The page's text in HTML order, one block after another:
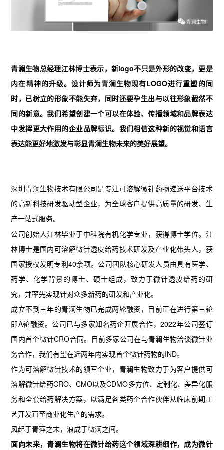
青澜生物总经理江林博士表示，新logo不只是外形的改变，更是
内在精神的升级。设计师为青澜生物现有LOGO进行重塑的同
时，已树立的形象不能失弃，同时还要孕生出与以往形象截然不
同的新意。我们希望创建一个可以在体验、传播领域和品牌表达
中发挥更大作用的企业品牌标识。我们相信这种新的视觉和语言
表达能更好地激发与彰显青澜生物未来的美好展望。
深圳青澜生物技术有限公司是专注可溶解微针药物递送平台技术
的高新科技研发驱动型企业，为全球客户提供高质量的研发、生
产一站式服务。
公司创始人江林毕业于中科院有机化学专业，获得博士学位。江
林博士是国内可溶解微针透皮给药技术研发及产业化带头人，获
国家授权发明专利40余项。公司团队核心研发人员由具有医学、
药学、化学背景的博士、硕士组成，致力于微针透皮给药的研
究，并率先实现针对众多新药的研发和产业化。
成立不到三年的青澜生物已完成两轮融资，目前正在进行第三轮
即A轮融资。公司已与多家知名药企开展合作，2022年公司签订
国内首个微针CRO合同。目前多家公司在与青澜生物洽谈微针业
务合作，我们有望在近两年内实现首个微针药物的IND。
作为可溶解微针技术的领军企业，青澜生物致力于为客户提供可
溶解微针给药CRO、CMO以及CDMO多方位、定制化、差异化服
务和全套给药解决方案，以满足各类药企合作伙伴从临床前期工
艺开发直至商业化生产的需求。
风起于青萍之末，浪成于微澜之间。
面向未来，青澜生物将在微针给药这个领域深耕细作，成为微针